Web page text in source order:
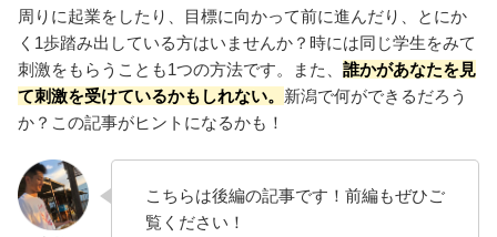
周りに起業をしたり、目標に向かって前に進んだり、とにか
く1歩踏み出している方はいませんか？時には同じ学生をみて
刺激をもらうことも1つの方法です。また、 誰かがあなたを見
て刺激を受けているかもしれない。 新潟で何ができるだろう
か？この記事がヒントになるかも！
こちらは後編の記事です！前編もぜひご
覧ください！